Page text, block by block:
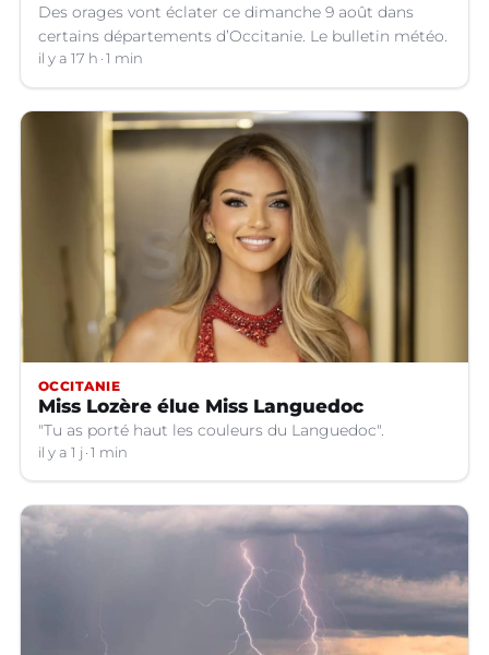
Des orages vont éclater ce dimanche 9 août dans
certains départements d’Occitanie. Le bulletin météo.
il y a 17 h 1 min
OCCITANIE
Miss Lozère élue Miss Languedoc
"Tu as porté haut les couleurs du Languedoc".
il y a 1 j 1 min